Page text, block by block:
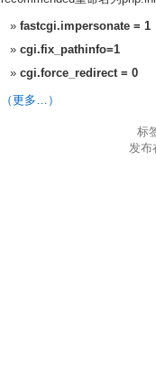
fastcgi.impersonate = 1
cgi.fix_pathinfo=1
cgi.force_redirect = 0
（更多…）
标
发布